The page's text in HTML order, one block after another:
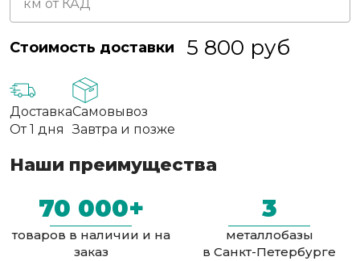
Стоимость доставки 5 800 руб
Доставка
От 1 дня
Самовывоз
Завтра и позже
Наши преимущества
70 000+
товаров в наличии и на
заказ
3
металлобазы
в Санкт-Петербурге